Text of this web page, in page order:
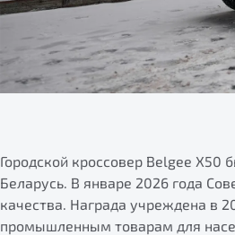
Городской кроссовер Belgee Х50
Беларусь. В январе 2026 года
качества. Награда учреждена в
промышленным товарам для